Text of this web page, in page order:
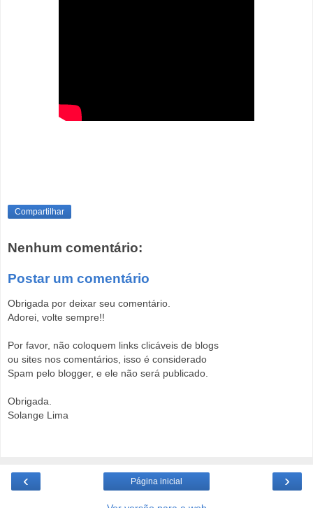
Compartilhar
Nenhum comentário:
Postar um comentário
Obrigada por deixar seu comentário.
Adorei, volte sempre!!
Por favor, não coloquem links clicáveis de blogs
ou sites nos comentários, isso é considerado
Spam pelo blogger, e ele não será publicado.
Obrigada.
Solange Lima
‹ ›
Página inicial